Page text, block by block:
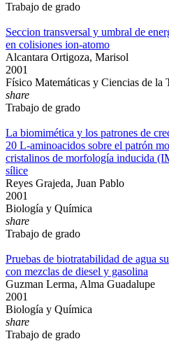
Trabajo de grado
Seccion transversal y umbral de
en colisiones ion-atomo
Alcantara Ortigoza, Marisol
2001
Físico Matemáticas y Ciencias de la
share
Trabajo de grado
La biomimética y los patrones de
20 L-aminoacidos sobre el patrón
cristalinos de morfología inducida
sílice
Reyes Grajeda, Juan Pablo
2001
Biología y Química
share
Trabajo de grado
Pruebas de biotratabilidad de agua
con mezclas de diesel y gasolina
Guzman Lerma, Alma Guadalupe
2001
Biología y Química
share
Trabajo de grado